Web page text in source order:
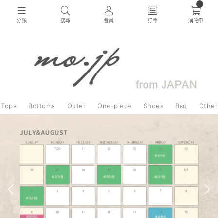
分類 搜尋 會員 訂單 購物車
Tops Bottoms Outer One-piece Shoes Bag Other